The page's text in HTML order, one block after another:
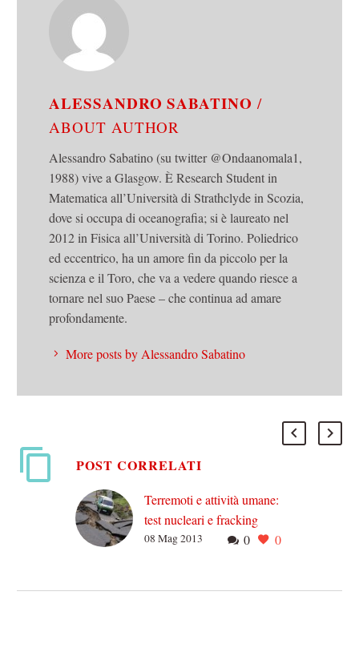
ALESSANDRO SABATINO /
ABOUT AUTHOR
Alessandro Sabatino (su twitter @Ondaanomala1,
1988) vive a Glasgow. È Research Student in
Matematica all’Università di Strathclyde in Scozia,
dove si occupa di oceanografia; si è laureato nel
2012 in Fisica all’Università di Torino. Poliedrico
ed eccentrico, ha un amore fin da piccolo per la
scienza e il Toro, che va a vedere quando riesce a
tornare nel suo Paese – che continua ad amare
profondamente.
More posts by Alessandro Sabatino
POST CORRELATI
Terremoti e attività umane:
test nucleari e fracking
possono causare sismi?
0 0
08 Mag 2013